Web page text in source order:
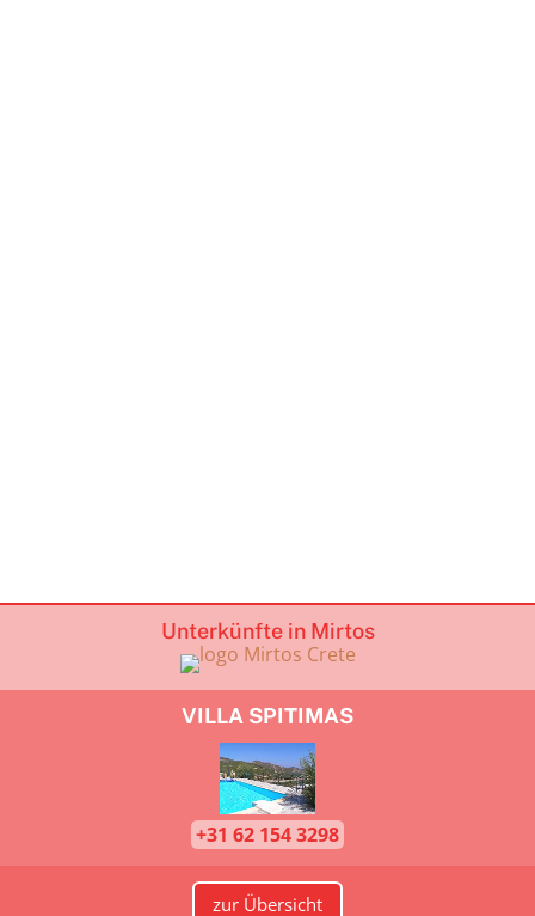
Unterkünfte in Mirtos
VILLA SPITIMAS
+31 62 154 3298
zur Übersicht